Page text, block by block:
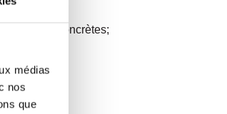
médias
nos
que
solutions concrètes;
: